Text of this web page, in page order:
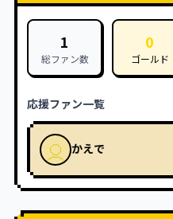
1
総ファン数
0
ゴールド
応援ファン一覧
かえで